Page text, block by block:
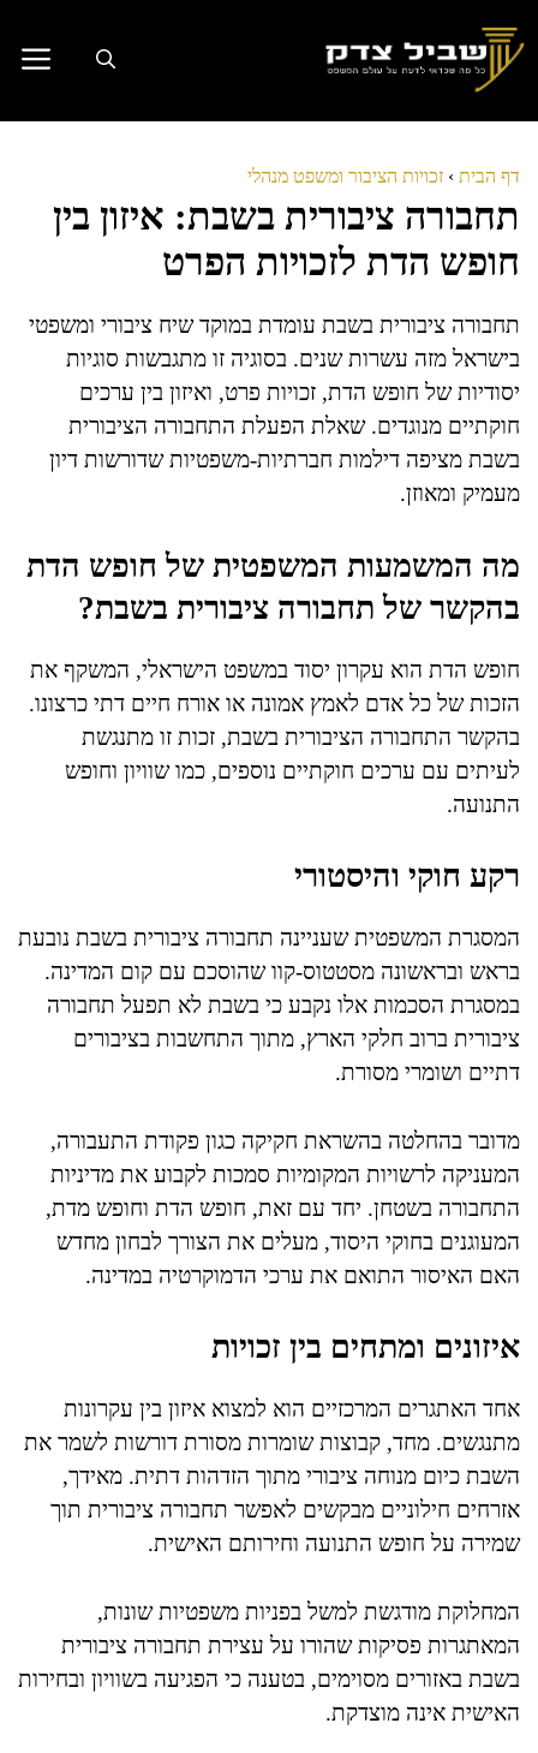
לתוכן
דף הבית › זכויות הציבור ומשפט מנהלי
תחבורה ציבורית בשבת: איזון בין
חופש הדת לזכויות הפרט
תחבורה ציבורית בשבת עומדת במוקד שיח ציבורי ומשפטי
בישראל מזה עשרות שנים. בסוגיה זו מתגבשות סוגיות
יסודיות של חופש הדת, זכויות פרט, ואיזון בין ערכים
חוקתיים מנוגדים. שאלת הפעלת התחבורה הציבורית
בשבת מציפה דילמות חברתיות-משפטיות שדורשות דיון
מעמיק ומאוזן.
מה המשמעות המשפטית של חופש הדת
בהקשר של תחבורה ציבורית בשבת?
חופש הדת הוא עקרון יסוד במשפט הישראלי, המשקף את
הזכות של כל אדם לאמץ אמונה או אורח חיים דתי כרצונו.
בהקשר התחבורה הציבורית בשבת, זכות זו מתנגשת
לעיתים עם ערכים חוקתיים נוספים, כמו שוויון וחופש
התנועה.
רקע חוקי והיסטורי
המסגרת המשפטית שעניינה תחבורה ציבורית בשבת נובעת
בראש ובראשונה מסטטוס-קוו שהוסכם עם קום המדינה.
במסגרת הסכמות אלו נקבע כי בשבת לא תפעל תחבורה
ציבורית ברוב חלקי הארץ, מתוך התחשבות בציבורים
דתיים ושומרי מסורת.
מדובר בהחלטה בהשראת חקיקה כגון פקודת התעבורה,
המעניקה לרשויות המקומיות סמכות לקבוע את מדיניות
התחבורה בשטחן. יחד עם זאת, חופש הדת וחופש מדת,
המעוגנים בחוקי היסוד, מעלים את הצורך לבחון מחדש
האם האיסור התואם את ערכי הדמוקרטיה במדינה.
איזונים ומתחים בין זכויות
אחד האתגרים המרכזיים הוא למצוא איזון בין עקרונות
מתנגשים. מחד, קבוצות שומרות מסורת דורשות לשמר את
השבת כיום מנוחה ציבורי מתוך הזדהות דתית. מאידך,
אזרחים חילוניים מבקשים לאפשר תחבורה ציבורית תוך
שמירה על חופש התנועה וחירותם האישית.
המחלוקת מודגשת למשל בפניות משפטיות שונות,
המאתגרות פסיקות שהורו על עצירת תחבורה ציבורית
בשבת באזורים מסוימים, בטענה כי הפגיעה בשוויון ובחירות
האישית אינה מוצדקת.